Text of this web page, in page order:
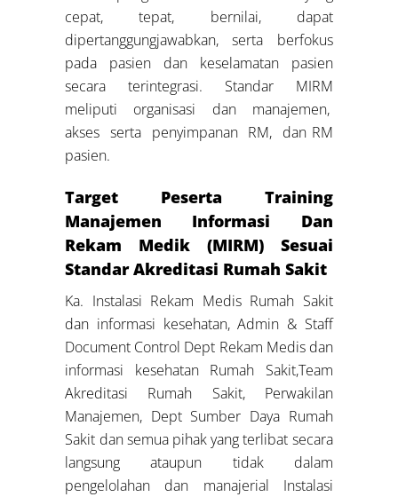
cepat, tepat, bernilai, dapat
dipertanggungjawabkan, serta berfokus
pada pasien dan keselamatan pasien
secara terintegrasi. Standar MIRM
meliputi organisasi dan manajemen,
akses serta penyimpanan RM, dan RM
pasien.
Target Peserta Training
Manajemen Informasi Dan
Rekam Medik (MIRM) Sesuai
Standar Akreditasi Rumah Sakit
Ka. Instalasi Rekam Medis Rumah Sakit
dan informasi kesehatan, Admin & Staff
Document Control Dept Rekam Medis dan
informasi kesehatan Rumah Sakit,Team
Akreditasi Rumah Sakit, Perwakilan
Manajemen, Dept Sumber Daya Rumah
Sakit dan semua pihak yang terlibat secara
langsung ataupun tidak dalam
pengelolahan dan manajerial Instalasi